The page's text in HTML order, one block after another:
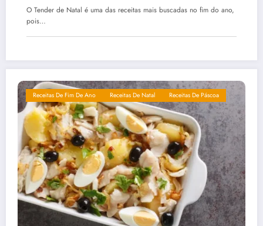
O Tender de Natal é uma das receitas mais buscadas no fim do ano,
pois…
Receitas De Fim De Ano Receitas De Natal Receitas De Páscoa